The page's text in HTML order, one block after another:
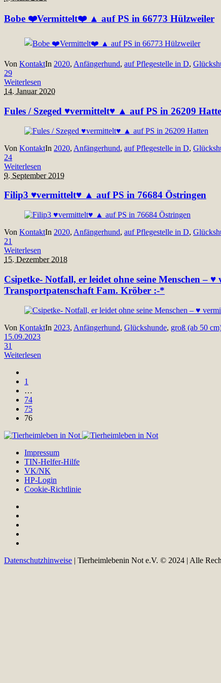
Bobe ❤️Vermittelt❤️ ▲ auf PS in 66773 Hülzweiler
Von KontaktIn 2020, Anfängerhund, auf Pflegestelle in D,
29
Weiterlesen
14. Januar 2020
Fules / Szeged ♥vermittelt♥ ▲ auf PS in 26209
Von KontaktIn 2020, Anfängerhund, auf Pflegestelle in D,
24
Weiterlesen
9. September 2019
Filip3 ♥vermittelt♥ ▲ auf PS in 76684 Östringen
Von KontaktIn 2020, Anfängerhund, auf Pflegestelle in D,
21
Weiterlesen
15. Dezember 2018
Csipetke- Notfall, er leidet ohne seine Menschen –
Transportpatenschaft Fam. Kröber :-*
Von KontaktIn 2023, Anfängerhund, Glückshunde, groß (ab 50
15.09.2023
31
Weiterlesen
1
…
74
75
76
Impressum
TIN-Helfer-Hilfe
VK/NK
HP-Login
Cookie-Richtlinie
Datenschutzhinweise | Tierheimlebenin Not e.V. © 2024 | Alle